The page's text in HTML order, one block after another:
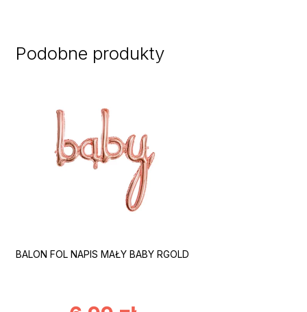
Podobne produkty
BALON FOL NAPIS MAŁY BABY RGOLD